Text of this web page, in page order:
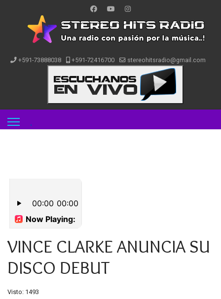
+591-73888038 +591-72416700 stereohitsradio@gmail.com
.
VINCE CLARKE ANUNCIA SU
DISCO DEBUT
Visto: 1493